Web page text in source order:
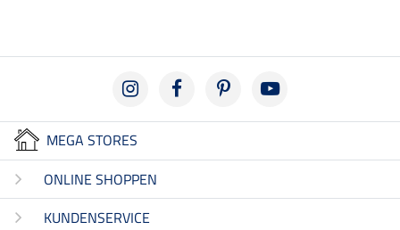
MEGA STORES
ONLINE SHOPPEN
KUNDENSERVICE